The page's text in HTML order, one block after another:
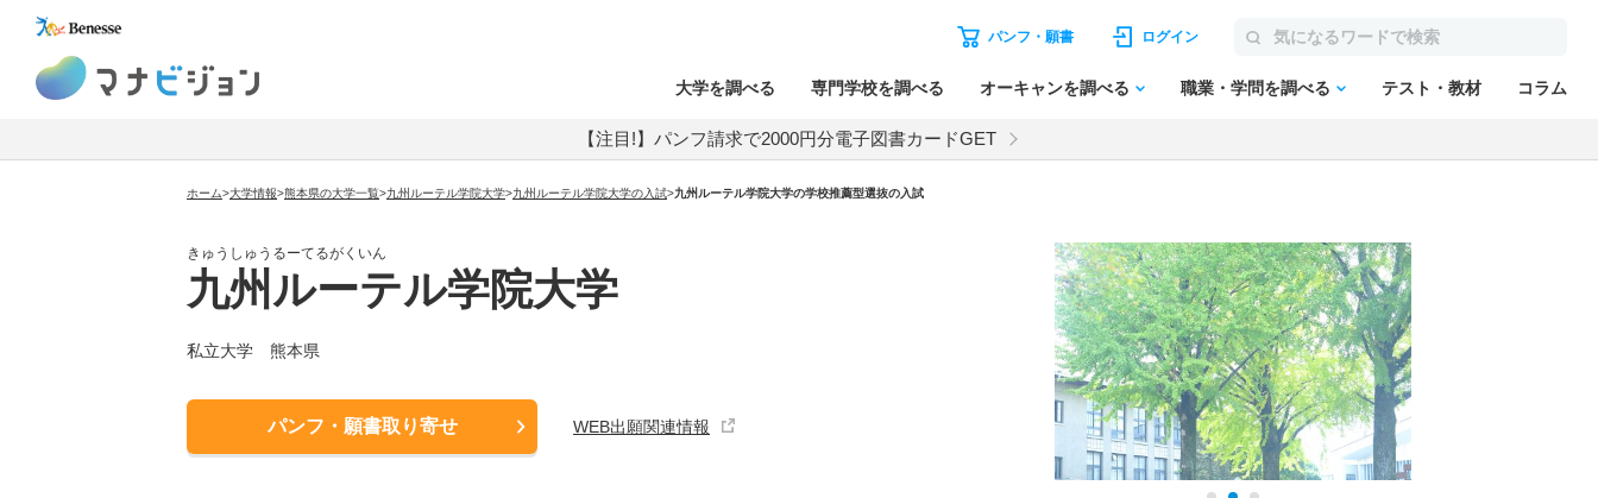
パンフ・願書 ログイン
大学を調べる 専門学校を調べる オーキャンを調べる 職業・学問を調べる テスト・教材 コラム
【注目!】パンフ請求で2000円分電子図書カードGET
ホーム>大学情報>熊本県の大学一覧>九州ルーテル学院大学>九州ルーテル学院大学の入試>九州ルーテル学院大学の学校推薦型選抜の入試
きゅうしゅうるーてるがくいん
九州ルーテル学院大学
私立大学 熊本県
パンフ・願書取り寄せ WEB出願関連情報